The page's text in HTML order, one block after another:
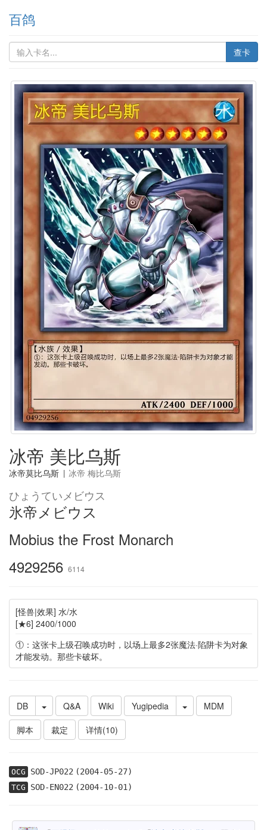
百鸽
查卡
冰帝 美比乌斯
冰帝莫比乌斯 | 冰帝 梅比乌斯
ひょうていメビウス
氷帝メビウス
Mobius the Frost Monarch
4929256 6114
[怪兽|效果] 水/水
[★6] 2400/1000
①：这张卡上级召唤成功时，以场上最多2张魔法·陷阱卡为对象
才能发动。那些卡破坏。
DB Q&A Wiki Yugipedia
MDM
脚本
裁定 详情(10)
OCG SOD-JP022(2004-05-27)
TCG SOD-EN022(2004-10-01)